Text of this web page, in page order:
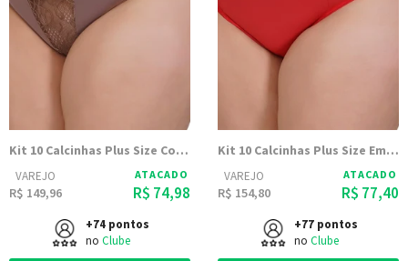
Kit 10 Calcinhas Plus Size Com Renda Na Frente Marcia - Dily Modas
VAREJO
R$ 149,96
ATACADO
R$ 74,98
+74 pontos
no Clube
Kit 10 Calcinhas Plus Size Em Microfibra Com Renda Laura - Dily Modas
VAREJO
R$ 154,80
ATACADO
R$ 77,40
+77 pontos
no Clube